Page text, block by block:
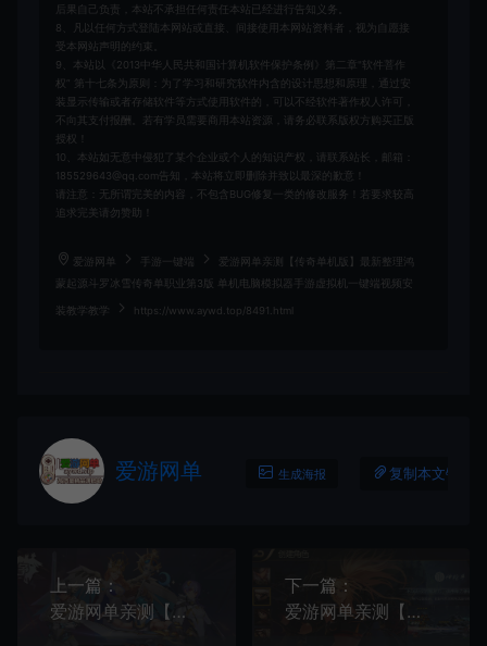
后果自己负责，本站不承担任何责任本站已经进行告知义务。
8、凡以任何方式登陆本网站或直接、间接使用本网站资料者，视为自愿接
受本网站声明的约束。
9、本站以《2013中华人民共和国计算机软件保护条例》第二章"软件菩作
权” 第十七条为原则：为了学习和研究软件内含的设计思想和原理，通过安
装显示传输或者存储软件等方式使用软件的，可以不经软件著作权人许可，
不向其支付报酬。若有学员需要商用本站资源，请务必联系版权方购买正版
授权！
10、本站如无意中侵犯了某个企业或个人的知识产权，请联系站长，邮箱：
185529643@qq.com告知，本站将立即删除并致以最深的歉意！
请注意：无所谓完美的内容，不包含BUG修复一类的修改服务！若要求较高
追求完美请勿赞助！
爱游网单 手游一键端
爱游网单亲测【传奇单机版】最新整理鸿
蒙起源斗罗冰雪传奇单职业第3版 单机电脑模拟器手游虚拟机一键端视频安
装教学教学 https://www.aywd.top/8491.html
爱游网单 生成海报 复制本文链接
上一篇：
爱游网单亲测【零界战争】最新整理单机版带GM物品充值后台 二次元回合制抽卡美少女养成 模拟器手游电脑虚拟机一键端视频安装教学
下一篇：
爱游网单亲测【阿拉德之怒单机版】最新整理追忆5.0平台币内购 GM物品后台 虚拟机一键端视频安装教学